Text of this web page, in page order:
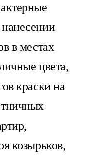
в местах
цвета,
краски на
козырьков,